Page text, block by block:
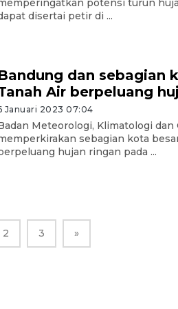
potensi turun
disertai petir di ...
dan sebagian
Air berpeluang
Januari 2023 07:04
Meteorologi, Klimatologi dan
sebagian kota
hujan ringan pada ...
2 3 »
tetap
penegak hukum